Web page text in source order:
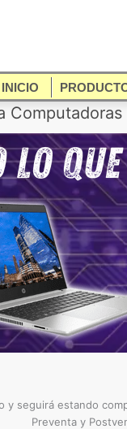
y seguirá estando
Preventa y